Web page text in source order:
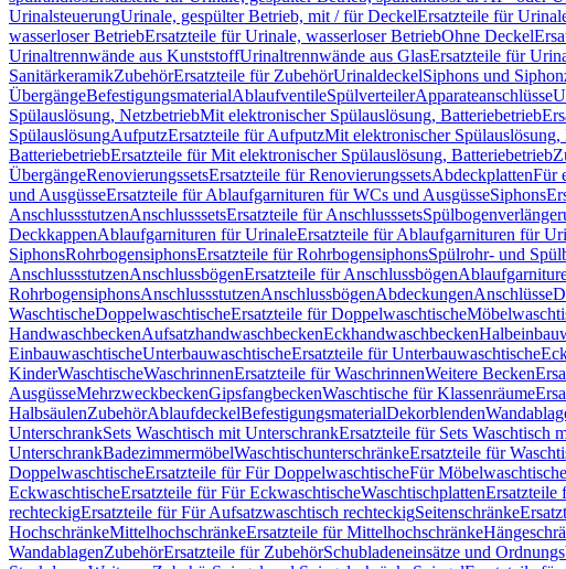
UrinalsteuerungUrinale, gespülter Betrieb, mit / für DeckelErsatzteile für
wasserloser BetriebErsatzteile für Urinale, wasserloser BetriebOhne Deckel
Urinaltrennwände aus KunststoffUrinaltrennwände aus GlasErsatzteile für
SanitärkeramikZubehörErsatzteile für ZubehörUrinaldeckelSiphons und
ÜbergängeBefestigungsmaterialAblaufventileSpülverteilerApparateanschlüsse
Spülauslösung, NetzbetriebMit elektronischer Spülauslösung, Batteriebetrieb
SpülauslösungAufputzErsatzteile für AufputzMit elektronischer Spülauslösung,
BatteriebetriebErsatzteile für Mit elektronischer Spülauslösung, Batteriebetrieb
ÜbergängeRenovierungssetsErsatzteile für RenovierungssetsAbdeckplattenFür
und AusgüsseErsatzteile für Ablaufgarnituren für WCs und AusgüsseSiphons
AnschlussstutzenAnschlusssetsErsatzteile für Anschlusssets
DeckkappenAblaufgarnituren für UrinaleErsatzteile für Ablaufgarnituren für
SiphonsRohrbogensiphonsErsatzteile für RohrbogensiphonsSpülrohr- und
AnschlussstutzenAnschlussbögenErsatzteile für Anschlussbögen
RohrbogensiphonsAnschlussstutzenAnschlussbögenAbdeckungenAnschlüsse
WaschtischeDoppelwaschtischeErsatzteile für Doppelwaschtische
HandwaschbeckenAufsatzhandwaschbeckenEckhandwaschbecken
EinbauwaschtischeUnterbauwaschtischeErsatzteile für Unterbauwaschtische
KinderWaschtischeWaschrinnenErsatzteile für WaschrinnenWeitere Becken
AusgüsseMehrzweckbeckenGipsfangbeckenWaschtische für Klassenräume
HalbsäulenZubehörAblaufdeckelBefestigungsmaterialDekorblenden
UnterschrankSets Waschtisch mit UnterschrankErsatzteile für Sets Waschtisch
UnterschrankBadezimmermöbelWaschtischunterschränkeErsatzteile für
DoppelwaschtischeErsatzteile für Für DoppelwaschtischeFür Möbelwaschtische
EckwaschtischeErsatzteile für Für EckwaschtischeWaschtischplattenErsatzteile
rechteckigErsatzteile für Für Aufsatzwaschtisch rechteckigSeitenschränke
HochschränkeMittelhochschränkeErsatzteile für Mittelhochschränke
WandablagenZubehörErsatzteile für ZubehörSchubladeneinsätze und